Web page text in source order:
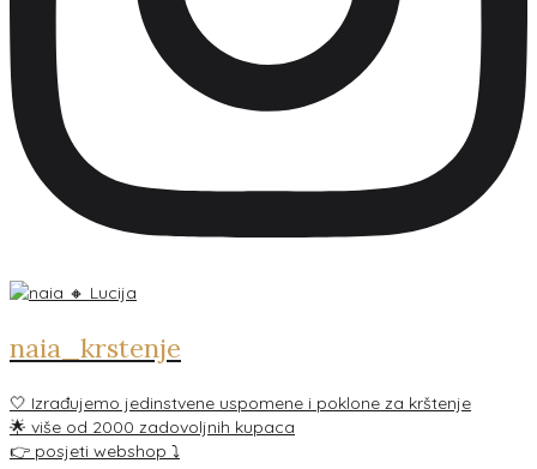
naia_krstenje
🤍 Izrađujemo jedinstvene uspomene i poklone za krštenje
🌟 više od 2000 zadovoljnih kupaca
👉 posjeti webshop ⤵️